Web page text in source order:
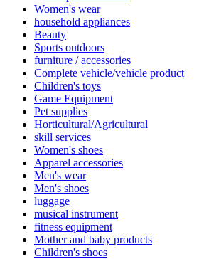
Women's wear
household appliances
Beauty
Sports outdoors
furniture / accessories
Complete vehicle/vehicle product
Children's toys
Game Equipment
Pet supplies
Horticultural/Agricultural
skill services
Women's shoes
Apparel accessories
Men's wear
Men's shoes
luggage
musical instrument
fitness equipment
Mother and baby products
Children's shoes